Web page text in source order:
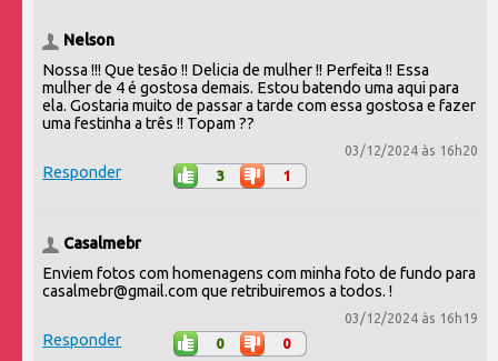
Nelson
Nossa !!! Que tesão !! Delicia de mulher !! Perfeita !! Essa
mulher de 4 é gostosa demais. Estou batendo uma aqui para
ela. Gostaria muito de passar a tarde com essa gostosa e fazer
uma festinha a três !! Topam ??
03/12/2024 às 16h20
Responder 3 1
Casalmebr
Enviem fotos com homenagens com minha foto de fundo para
casalmebr@gmail.com que retribuiremos a todos. !
03/12/2024 às 16h19
Responder 0 0